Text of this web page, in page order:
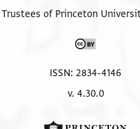
ISSN: 2834-4146
v. 4.30.0